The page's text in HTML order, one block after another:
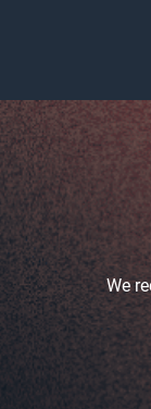
We